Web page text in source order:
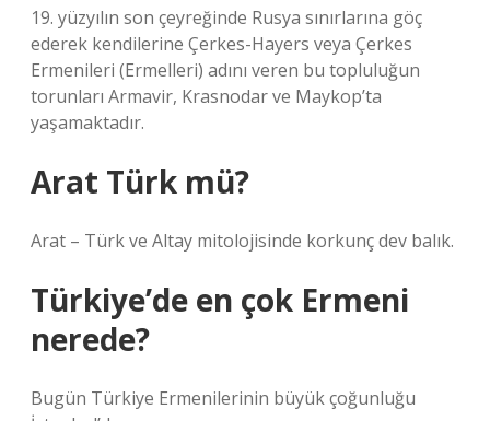
19. yüzyılın son çeyreğinde Rusya sınırlarına göç
ederek kendilerine Çerkes-Hayers veya Çerkes
Ermenileri (Ermelleri) adını veren bu topluluğun
torunları Armavir, Krasnodar ve Maykop’ta
yaşamaktadır.
Arat Türk mü?
Arat – Türk ve Altay mitolojisinde korkunç dev balık.
Türkiye’de en çok Ermeni
nerede?
Bugün Türkiye Ermenilerinin büyük çoğunluğu